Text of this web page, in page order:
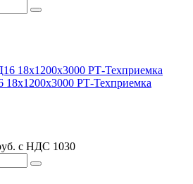
РТ-Техприемка
с НДС 1030